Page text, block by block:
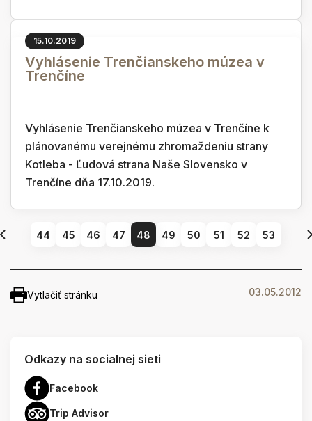
15.10.2019
Vyhlásenie Trenčianskeho múzea v
Trenčíne
Vyhlásenie Trenčianskeho múzea v Trenčíne k
plánovanému verejnému zhromaždeniu strany
Kotleba - Ľudová strana Naše Slovensko v
Trenčíne dňa 17.10.2019.
44 45 46 47 48 49 50 51 52 53
Vytlačiť stránku 03.05.2012
Odkazy na socialnej sieti
Facebook
Trip Advisor